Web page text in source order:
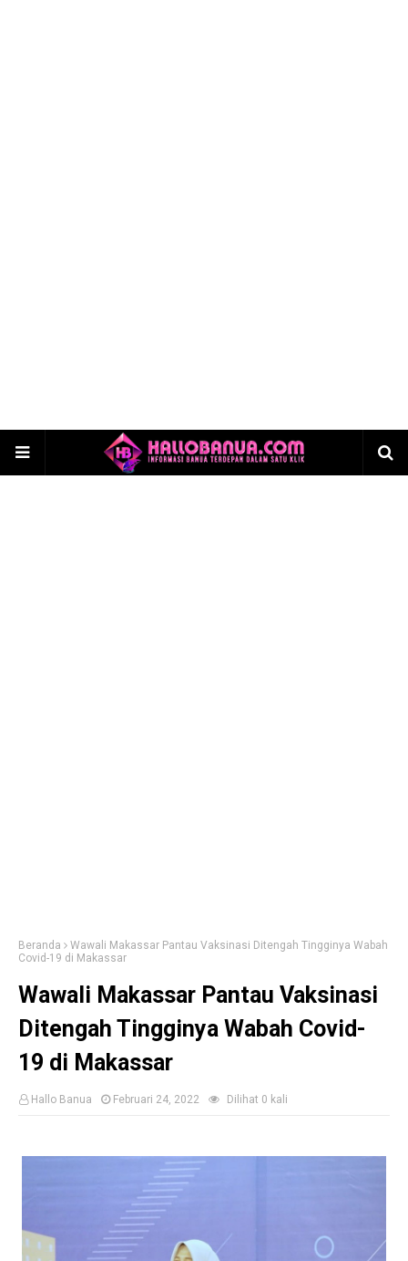
Beranda
Wawali Makassar Pantau Vaksinasi Ditengah Tingginya Wabah
Covid-19 di Makassar
Wawali Makassar Pantau Vaksinasi
Ditengah Tingginya Wabah Covid-
19 di Makassar
Hallo Banua Februari 24, 2022 Dilihat 0 kali